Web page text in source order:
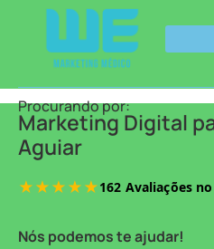
Procurando por:
Marketing Digital
Aguiar
Nós podemos te ajudar!